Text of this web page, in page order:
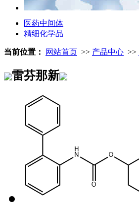
医药中间体
精细化学品
当前位置： 网站首页 >> 产品中心 >>
雷芬那新